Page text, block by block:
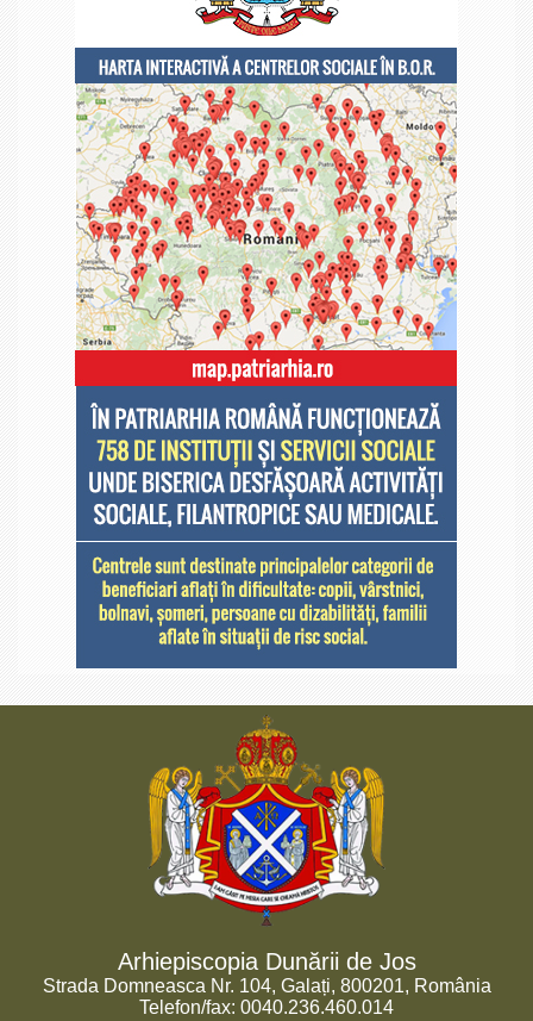
Arhiepiscopia Dunării de Jos
Strada Domneasca Nr. 104, Galați, 800201, România
Telefon/fax: 0040.236.460.014